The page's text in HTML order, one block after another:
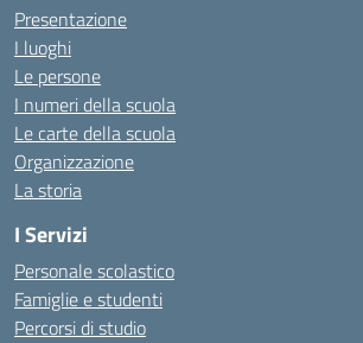
Presentazione
I luoghi
Le persone
I numeri della scuola
Le carte della scuola
Organizzazione
La storia
I Servizi
Personale scolastico
Famiglie e studenti
Percorsi di studio